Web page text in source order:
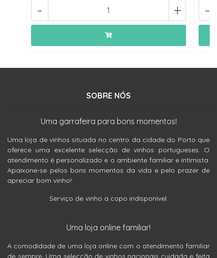
+
- -
SOBRE NÓS
Uma garrafeira para bons momentos!
Uma loja de vinhos situada no centro da cidade do Porto que
oferece uma excelente selecção de vinhos portugueses. O
atendimento é personalizado e o ambiente familiar e intimista.
Apaixone-se pelos bons momentos da vida e pelo prazer de
apreciar bom vinho!
Serviço de vinho a copo indisponível.
Uma loja online familiar!
A comodidade de uma loja online com o atendimento familiar
de sempre. Uma selecção de vinhos nacionais cuidada e feita